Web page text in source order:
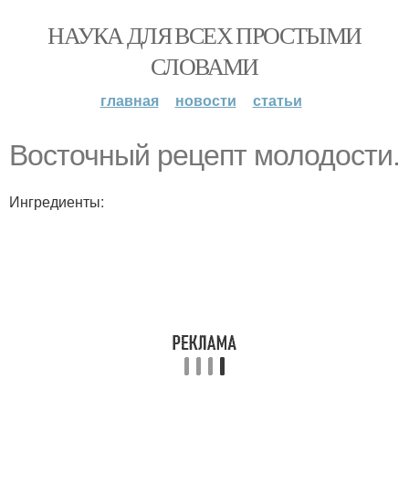
НАУКА ДЛЯ ВСЕХ ПРОСТЫМИ
СЛОВАМИ
главная новости статьи
Восточный рецепт молодости.
Ингредиенты: